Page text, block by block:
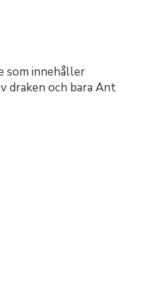
som innehåller
draken och bara Ant